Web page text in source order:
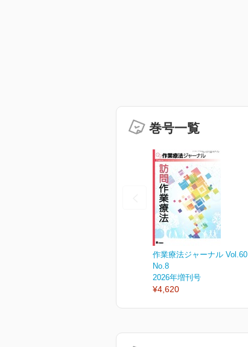
巻号一覧
作業療法ジャーナル Vol.60
No.8
2026年増刊号
¥4,620